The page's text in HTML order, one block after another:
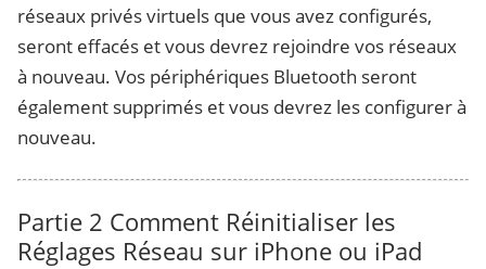
réseaux privés virtuels que vous avez configurés,
seront effacés et vous devrez rejoindre vos réseaux
à nouveau. Vos périphériques Bluetooth seront
également supprimés et vous devrez les configurer à
nouveau.
Partie 2 Comment Réinitialiser les
Réglages Réseau sur iPhone ou iPad